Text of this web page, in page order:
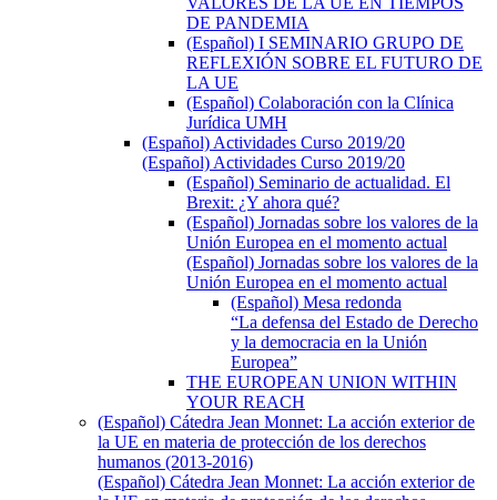
DE PANDEMIA
(Español) I SEMINARIO GRUPO DE
REFLEXIÓN SOBRE EL FUTURO DE
LA UE
(Español) Colaboración con la Clínica
Jurídica UMH
(Español) Actividades Curso 2019/20
(Español) Actividades Curso 2019/20
(Español) Seminario de actualidad. El
Brexit: ¿Y ahora qué?
(Español) Jornadas sobre los valores de la
Unión Europea en el momento actual
(Español) Jornadas sobre los valores de la
Unión Europea en el momento actual
(Español) Mesa redonda
“La defensa del Estado de Derecho
y la democracia en la Unión
Europea”
THE EUROPEAN UNION WITHIN
YOUR REACH
(Español) Cátedra Jean Monnet: La acción exterior de
la UE en materia de protección de los derechos
humanos (2013-2016)
(Español) Cátedra Jean Monnet: La acción exterior de